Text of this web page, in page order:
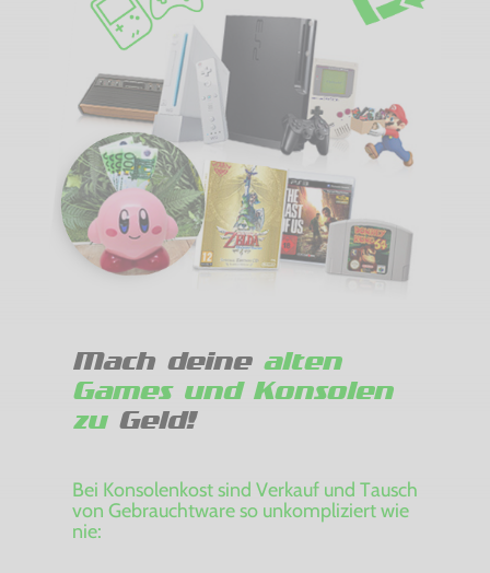
Mach deine alten
Games und Konsolen
zuGeld!
Bei Konsolenkost sind Verkauf und Tausch
von Gebrauchtware so unkompliziert wie
nie: